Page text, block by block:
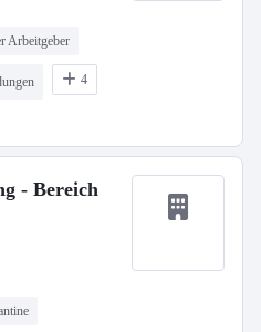
Arbeitgeber
4
- Bereich